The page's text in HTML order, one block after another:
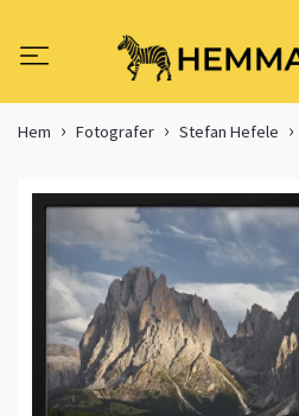
Hem Fotografer Stefan Hefele